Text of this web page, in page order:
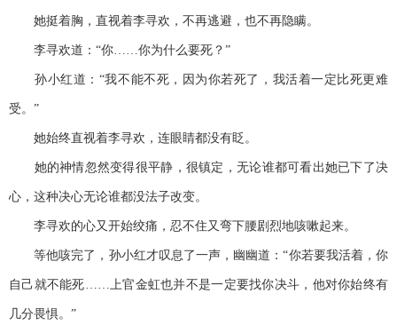
她挺着胸，直视着李寻欢，不再逃避，也不再隐瞒。
李寻欢道：“你……你为什么要死？”
孙小红道：“我不能不死，因为你若死了，我活着一定比死更难
受。”
她始终直视着李寻欢，连眼睛都没有眨。
她的神情忽然变得很平静，很镇定，无论谁都可看出她已下了决
心，这种决心无论谁都没法子改变。
李寻欢的心又开始绞痛，忍不住又弯下腰剧烈地咳嗽起来。
等他咳完了，孙小红才叹息了一声，幽幽道：“你若要我活着，你
自己就不能死……上官金虹也并不是一定要找你决斗，他对你始终有
几分畏惧。”